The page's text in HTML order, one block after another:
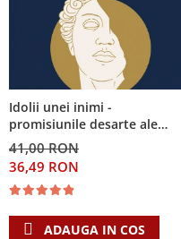
Idolii unei inimi -
promisiunile desarte ale
banilor, sexului si puterii si
Singura Nadejde care
conteaza
41,00 RON
36,49 RON
ADAUGA IN COS